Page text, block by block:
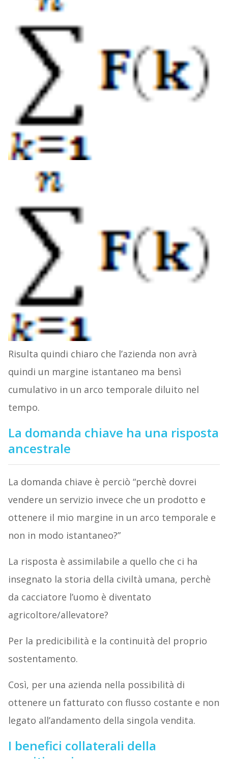
Risulta quindi chiaro che l’azienda non avrà
quindi un margine istantaneo ma bensì
cumulativo in un arco temporale diluito nel
tempo.
La domanda chiave ha una risposta
ancestrale
La domanda chiave è perciò “perchè dovrei
vendere un servizio invece che un prodotto e
ottenere il mio margine in un arco temporale e
non in modo istantaneo?”
La risposta è assimilabile a quello che ci ha
insegnato la storia della civiltà umana, perchè
da cacciatore l’uomo è diventato
agricoltore/allevatore?
Per la predicibilità e la continuità del proprio
sostentamento.
Così, per una azienda nella possibilità di
ottenere un fatturato con flusso costante e non
legato all’andamento della singola vendita.
I benefici collaterali della